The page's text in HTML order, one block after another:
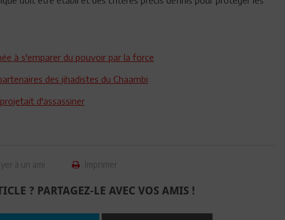
à s'emparer du pouvoir par la force
des jihadistes du Chaambi
d'assassiner
à un ami Imprimer
? PARTAGEZ-LE AVEC VOS AMIS !